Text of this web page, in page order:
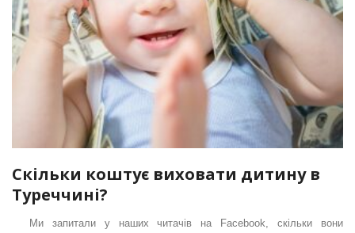
Скільки коштує виховати дитину в
Туреччині?
Ми запитали у наших читачів на Facebook, скільки вони